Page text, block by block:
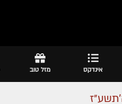
אינדקס מזל טוב